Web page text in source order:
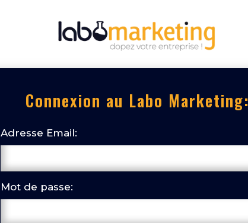
Connexion au Labo Marketing:
Adresse Email:
Mot de passe: